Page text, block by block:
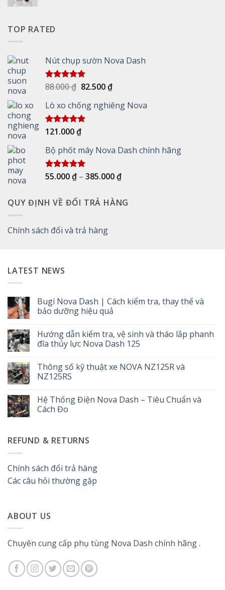
TOP RATED
Nút chụp sườn Nova Dash
Được xếp
5.00
5 sao
88.000₫ Giá
là:
88.000 ₫.
82.500₫Giá
tại
Lò xo chống nghiêng Nova
Được xếp
5.00
5 sao
121.000₫
Bộ phốt máy Nova Dash chính hãng
Được xếp
5.00
55.000₫ – 385.000₫Khoảng
từ
55.000 ₫
QUY ĐỊNH VỀ ĐỔI TRẢ HÀNG
Chính sách đổi và trả hàng
LATEST NEWS
Bugi Nova Dash | Cách kiểm tra, thay thế và
bảo dưỡng hiệu quả
bình
luận
ở
Dash
|
Cách
thay
thế
và
quả
Hướng dẫn kiểm tra, vệ sinh và tháo lắp phanh
đĩa thủy lực Nova Dash 125
bình
luận
ở
kiểm
tra,
vệ
lắp
phanh
lực
Nova
Dash
125
Thông số kỹ thuật xe NOVA NZ125R và
NZ125RS
bình
luận
ở
thuật
xe
và
NZ125RS
Hệ Thống Điện Nova Dash – Tiêu Chuẩn và
Cách Đo
luận
ở
Điện
Nova
Dash
–
Cách
Đo
REFUND & RETURNS
Chính sách đổi trả hàng
Các câu hỏi thường gặp
ABOUT US
Chuyên cung cấp phụ tùng Nova Dash chính hãng .